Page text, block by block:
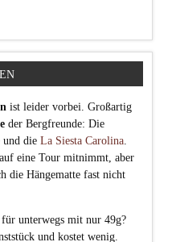
ist leider vorbei. Großartig
der Bergfreunde: Die
und die La Siesta Carolina
eine Tour mitnimmt, aber
die Hängematte fast nicht
unterwegs mit nur 49g?
und kostet wenig.